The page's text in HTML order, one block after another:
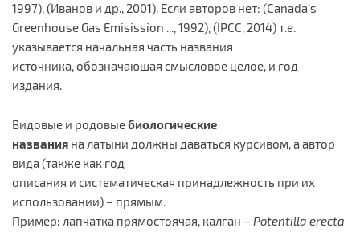
1997), (Иванов и др., 2001). Если авторов нет: (Canada’s
Greenhouse Gas Emisission ..., 1992), (IPCC, 2014) т.е.
указывается начальная часть названия
источника, обозначающая смысловое целое, и год
издания.
Видовые и родовыебиологические
названия на латыни должны даваться курсивом, а автор
вида (также как год
описания и систематическая принадлежность при их
использовании) − прямым.
Пример: лапчатка прямостоячая, калган – Potentilla erecta